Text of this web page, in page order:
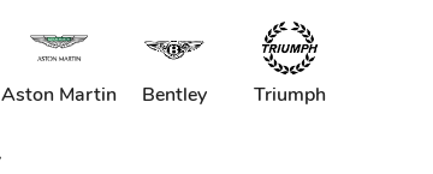
Aston Martin Bentley Triumph